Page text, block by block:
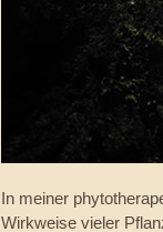
In meiner
Wirkweise vieler